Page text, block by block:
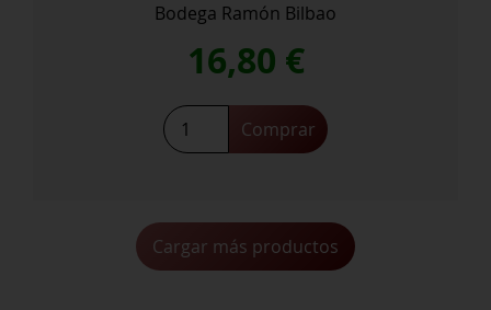
Bodega Ramón Bilbao
16,80 €
Ramon
Bilbao
cantidad
Comprar
Cargar más productos